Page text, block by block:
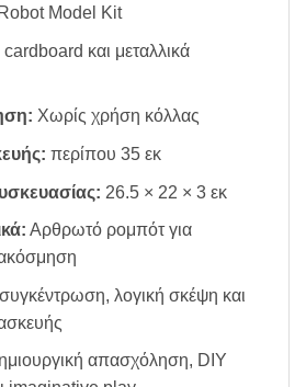
Model Kit
και μεταλλικά
Χωρίς χρήση κόλλας
περίπου 35 εκ
26.5 × 22 × 3 εκ
Αρθρωτό ρομπότ για
συγκέντρωση, λογική σκέψη και
απασχόληση, DIY